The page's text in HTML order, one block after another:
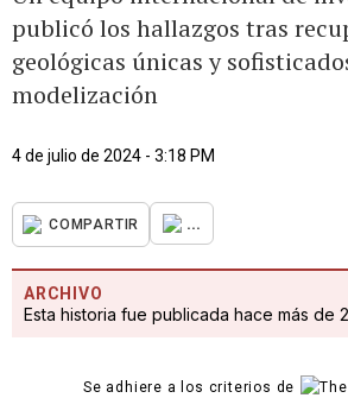
publicó los hallazgos tras
geológicas únicas y
modelización
4 de julio de 2024 - 3:18 PM
COMPARTIR ...
ARCHIVO
Esta historia fue publicada hace más de
Se adhiere a los criterios de